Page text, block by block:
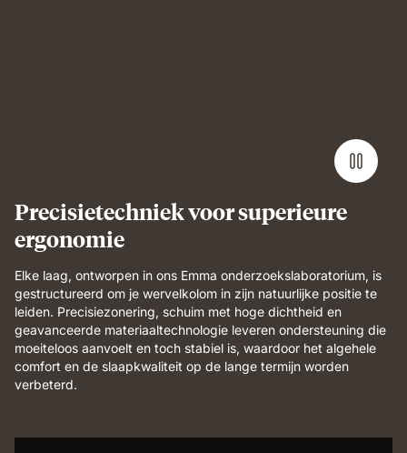
Precisietechniek voor superieure
ergonomie
Elke laag, ontworpen in ons Emma onderzoekslaboratorium, is
gestructureerd om je wervelkolom in zijn natuurlijke positie te
leiden. Precisiezonering, schuim met hoge dichtheid en
geavanceerde materiaaltechnologie leveren ondersteuning die
moeiteloos aanvoelt en toch stabiel is, waardoor het algehele
comfort en de slaapkwaliteit op de lange termijn worden
verbeterd.